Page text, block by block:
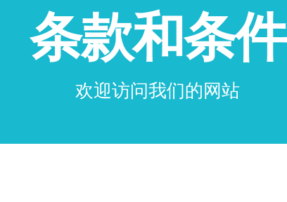
条款和条件
欢迎访问我们的网站